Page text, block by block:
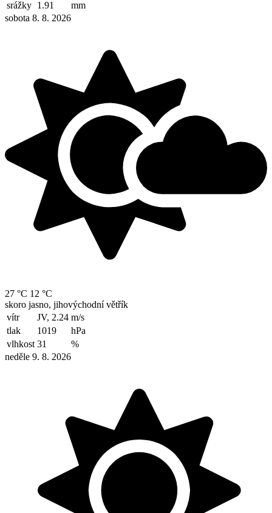
srážky 1.91
mm
sobota 8. 8. 2026
27 °C 12 °C
skoro jasno, jihovýchodní větřík
vítr
JV, 2.24 m/s
tlak
1019
hPa
vlhkost 31
%
neděle 9. 8. 2026